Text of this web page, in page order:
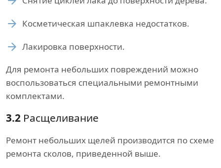
Косметическая шпаклевка недостатков.
Лакировка поверхности.
Для ремонта небольших повреждений можно
воспользоваться специальными ремонтными
комплектами.
3.2 Расщеливание
Ремонт небольших щелей производится по схеме
ремонта сколов, приведенной выше.